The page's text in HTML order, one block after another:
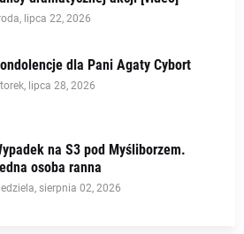
lipca 22, 2026
dla Pani Agaty Cybort
lipca 28, 2026
na S3 pod Myśliborzem.
osoba ranna
sierpnia 02, 2026